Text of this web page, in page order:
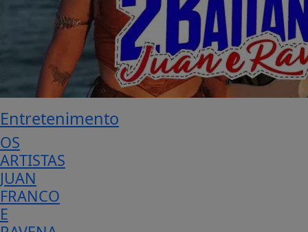
Entretenimento
OS
ARTISTAS
JUAN
FRANCO
E